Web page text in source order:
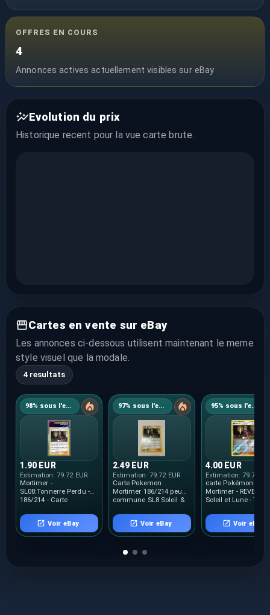
OFFRES EN COURS
4
Annonces actives actuellement visibles sur eBay
Evolution du prix
Historique recent pour la vuecarte brute.
Cartes en vente sur eBay
Les annonces ci-dessous utilisent maintenant le meme
style visuel que la modale.
4 resultats
98% sous l'estimation
1.90 EUR
Estimation: 79.72 EUR
Mortimer -
SL08:Tonnerre Perdu -
186/214 - Carte
Française
Voir eBay
97% sous l'estimation
2.49 EUR
Estimation: 79.72 EUR
Carte Pokemon
Mortimer 186/214 peu
commune SL8 Soleil &
Voir eBay
95% sous l'estimation
4.00 EUR
Estimation: 79.72
carte Pokémon 186/
Mortimer - REVERSE
Soleil et Lune -
Voir eBay